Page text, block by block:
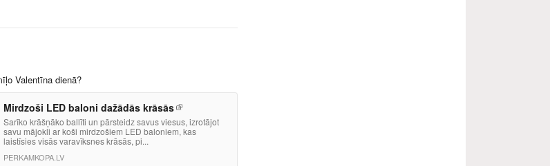
Valentīna dienā?
Mirdzoši LED baloni dažādās krāsās
Sarīko krāšņāko ballīti un pārsteidz savus viesus, izrotājot
savu mājokli ar koši mirdzošiem LED baloniem, kas
laistīsies visās varavīksnes krāsās, pi...
PERKAMKOPA.LV